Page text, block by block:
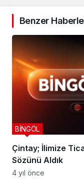
Benzer
Çintay; İlimize
Sözünü Aldık
BİNGÖL
4 yıl önce